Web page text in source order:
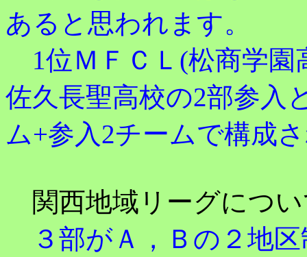
あると思われます。
1位ＭＦＣＬ(松商学園
佐久長聖高校の2部参入
ム+参入2チームで構成
関西地域リーグにつ
３部がＡ，Ｂの２地区